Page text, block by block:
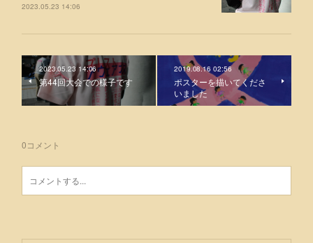
2023.05.23 14:06
2023.05.23 14:06
第44回大会での様子です
2019.08.16 02:56
ポスターを描いてくださ
いました
0コメント